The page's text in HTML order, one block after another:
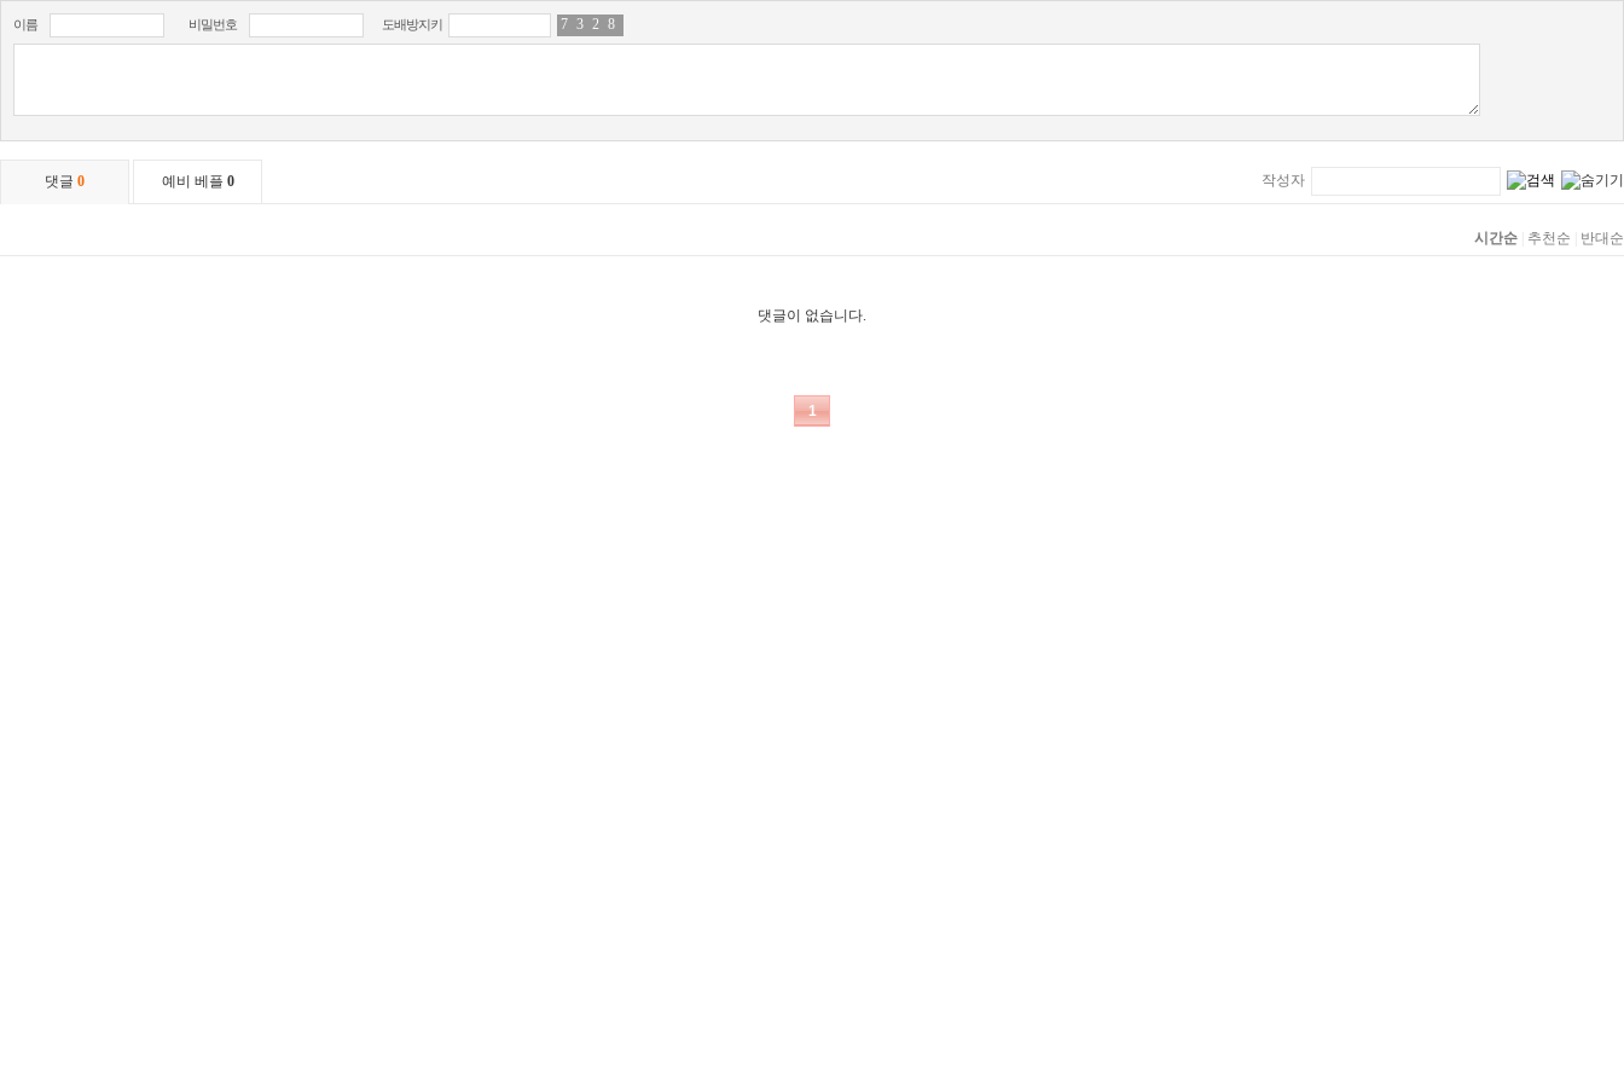
이름 비밀번호 도배방지키 7 3 2 8
댓글 0 예비 베플 0 작성자
시간순 추천순 반대순
댓글이 없습니다.
1